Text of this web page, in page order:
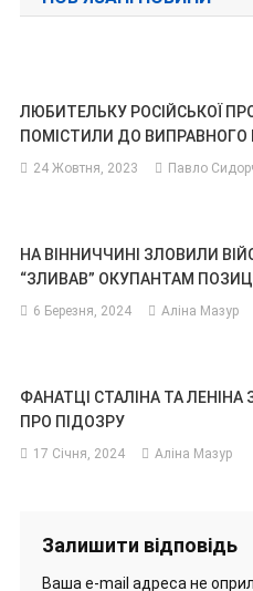
ЛЮБИТЕЛЬКУ РОСІЙСЬКОЇ
ПОМІСТИЛИ ДО ВИПРАВНОГО
24 Жовтня, 2023 Павло
НА ВІННИЧЧИНІ ЗЛОВИЛИ
“ЗЛИВАВ” ОКУПАНТАМ
6 Березня, 2024 Аліна Мазур
ФАНАТЦІ СТАЛІНА ТА
ПРО ПІДОЗРУ
17 Січня, 2024 Аліна Мазур
Залишити відповідь
Ваша e-mail адреса не